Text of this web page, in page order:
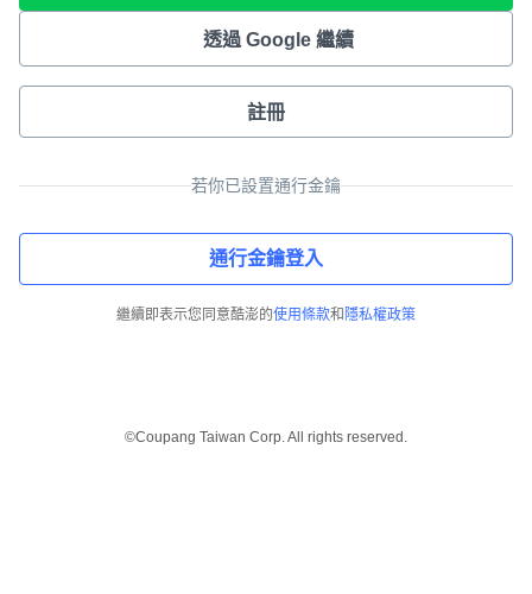
透過 Google 繼續
註冊
若你已設置通行金鑰
通行金鑰登入
繼續即表示您同意酷澎的使用條款和 隱私權政策
©Coupang Taiwan Corp. All rights reserved.